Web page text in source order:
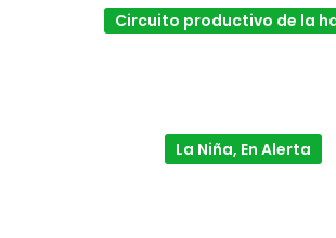
Circuito productivo de la
La Niña, En Alerta